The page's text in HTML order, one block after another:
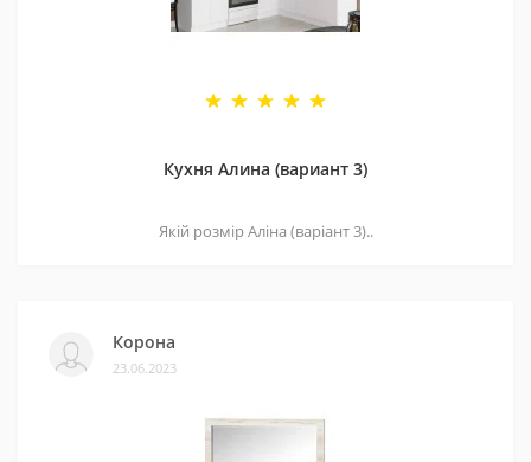
Кухня Алина (вариант 3)
Якій розмір Аліна (варіант 3)..
Корона
23.06.2023